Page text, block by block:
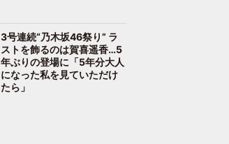
3号連続“乃木坂46祭り” ラ
ストを飾るのは賀喜遥香…5
年ぶりの登場に「5年分大人
になった私を見ていただけ
たら」